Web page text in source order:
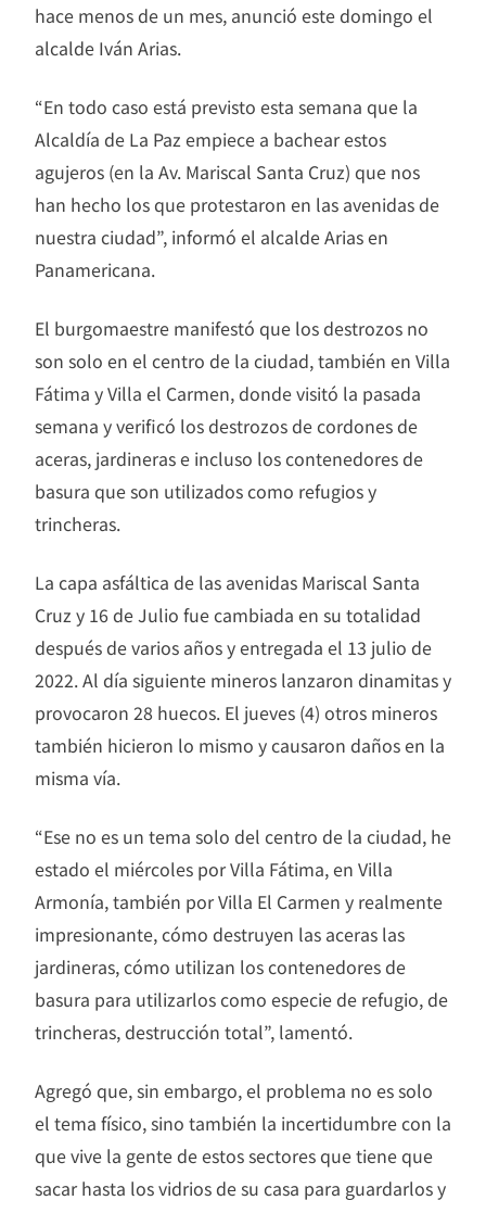
hace menos de un mes, anunció este domingo el
alcalde Iván Arias.
“En todo caso está previsto esta semana que la
Alcaldía de La Paz empiece a bachear estos
agujeros (en la Av. Mariscal Santa Cruz) que nos
han hecho los que protestaron en las avenidas de
nuestra ciudad”, informó el alcalde Arias en
Panamericana.
El burgomaestre manifestó que los destrozos no
son solo en el centro de la ciudad, también en Villa
Fátima y Villa el Carmen, donde visitó la pasada
semana y verificó los destrozos de cordones de
aceras, jardineras e incluso los contenedores de
basura que son utilizados como refugios y
trincheras.
La capa asfáltica de las avenidas Mariscal Santa
Cruz y 16 de Julio fue cambiada en su totalidad
después de varios años y entregada el 13 julio de
2022. Al día siguiente mineros lanzaron dinamitas y
provocaron 28 huecos. El jueves (4) otros mineros
también hicieron lo mismo y causaron daños en la
misma vía.
“Ese no es un tema solo del centro de la ciudad, he
estado el miércoles por Villa Fátima, en Villa
Armonía, también por Villa El Carmen y realmente
impresionante, cómo destruyen las aceras las
jardineras, cómo utilizan los contenedores de
basura para utilizarlos como especie de refugio, de
trincheras, destrucción total”, lamentó.
Agregó que, sin embargo, el problema no es solo
el tema físico, sino también la incertidumbre con la
que vive la gente de estos sectores que tiene que
sacar hasta los vidrios de su casa para guardarlos y